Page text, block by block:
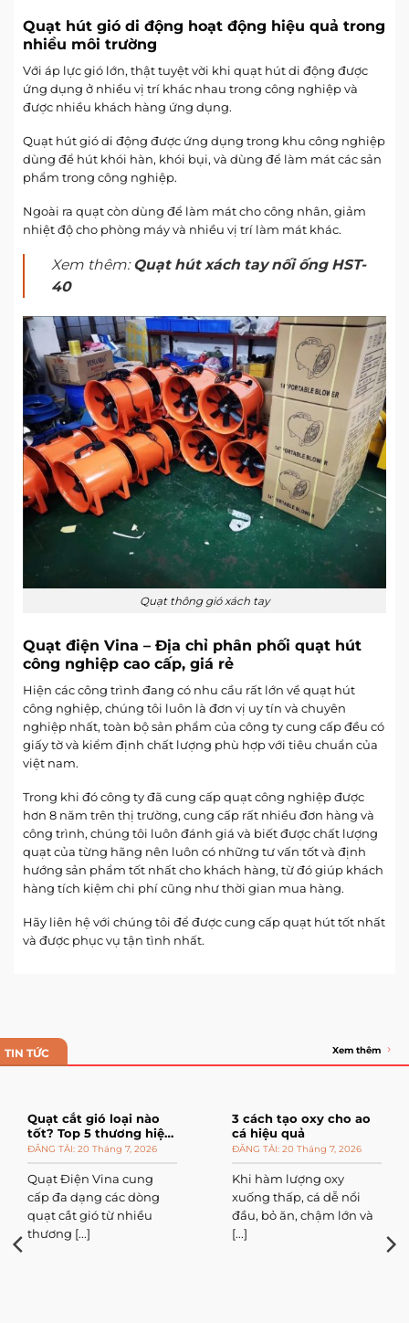
Quạt hút gió di động hoạt động hiệu quả trong
nhiều môi trường
Với áp lực gió lớn, thật tuyệt vời khi quạt hút di động được
ứng dụng ở nhiều vị trí khác nhau trong công nghiệp và
được nhiều khách hàng ứng dụng.
Quạt hút gió di động được ứng dụng trong khu công nghiệp
dùng để hút khói hàn, khói bụi, và dùng để làm mát các sản
phẩm trong công nghiệp.
Ngoài ra quạt còn dùng để làm mát cho công nhân, giảm
nhiệt độ cho phòng máy và nhiều vị trí làm mát khác.
Xem thêm:Quạt hút xách tay nối ống HST-
40
Quạt thông gió xách tay
Quạt điện Vina – Địa chỉ phân phối quạt hút
công nghiệp cao cấp, giá rẻ
Hiện các công trình đang có nhu cầu rất lớn về quạt hút
công nghiệp, chúng tôi luôn là đơn vị uy tín và chuyên
nghiệp nhất, toàn bộ sản phẩm của công ty cung cấp đều có
giấy tờ và kiểm định chất lượng phù hợp với tiêu chuẩn của
việt nam.
Trong khi đó công ty đã cung cấp quạt công nghiệp được
hơn 8 năm trên thị trường, cung cấp rất nhiều đơn hàng và
công trình, chúng tôi luôn đánh giá và biết được chất lượng
quạt của từng hãng nên luôn có những tư vấn tốt và định
hướng sản phẩm tốt nhất cho khách hàng, từ đó giúp khách
hàng tích kiệm chi phí cũng như thời gian mua hàng.
Hãy liên hệ với chúng tôi để được cung cấp quạt hút tốt nhất
và được phục vụ tận tình nhất.
TIN TỨC Xem thêm
Quạt cắt gió loại nào
tốt? Top 5 thương hiệu
đáng mua20 Tháng 7, 2026
Quạt Điện Vina cung
cấp đa dạng các dòng
quạt cắt gió từ nhiều
thương [...]
3 cách tạo oxy cho ao
cá hiệu quả
20 Tháng 7, 2026
Khi hàm lượng oxy
xuống thấp, cá dễ nổi
đầu, bỏ ăn, chậm lớn và
[...]